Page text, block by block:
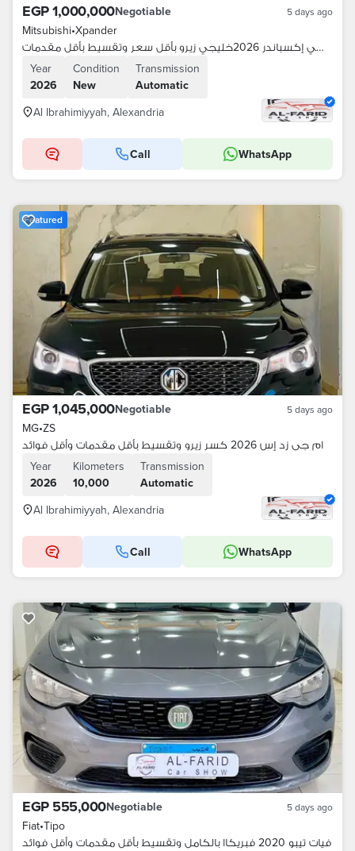
EGP 1,000,000Negotiable 5 days ago
Mitsubishi•Xpander
ميتسوبيشي إكسباندر 2026خليجي زيرو بأقل سعر وتقسيط بأقل مقدمات
Year
2026
Condition
New
Transmission
Automatic
Al Ibrahimiyyah, Alexandria
Call WhatsApp
Featured
EGP 1,045,000Negotiable 5 days ago
MG•ZS
ام جى زد إس 2026 كسر زيرو وتقسيط بأقل مقدمات وأقل فوائد
Year
2026
Kilometers
10,000
Transmission
Automatic
Al Ibrahimiyyah, Alexandria
Call WhatsApp
EGP 555,000Negotiable 5 days ago
Fiat•Tipo
فيات تيبو 2020 فبريكاا بالكامل وتقسيط بأقل مقدمات وأقل فوائد